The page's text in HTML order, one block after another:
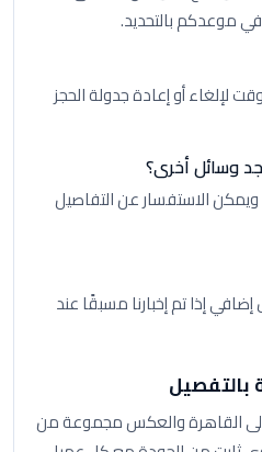
موعدكم بالتحديد.
لإلغاء أو إعادة جدولة الحجز
وسائل أخرى؟
الاستفسار عن التفاصيل
إذا تم إخبارنا مسبقًا عند
بالتفصيل
القاهرة والعكس مجموعة من